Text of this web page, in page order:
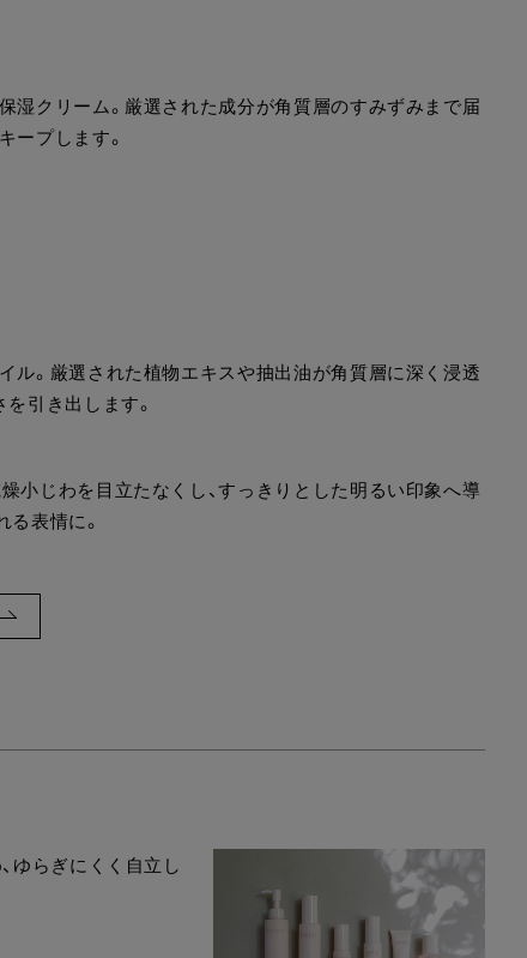
湿クリーム。厳選された成分が角質層のすみずみまで届
ープします。
ル。厳選された植物エキスや抽出油が角質層に深く浸透
引き出します。
小じわを目立たなくし、すっきりとした明るい印象へ導
表情に。
ゆらぎにくく自立し